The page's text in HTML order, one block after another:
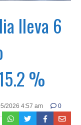
lleva 6
%
2026 4:57 am 0